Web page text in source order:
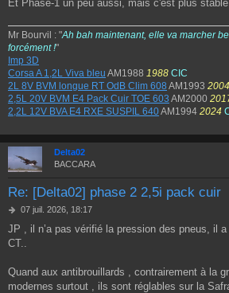
Et Phase-1 un peu aussi, mais c'est plus
Mr Bourvil : "Ah bah maintenant, elle va marcher
forcément !"
Imp 3D
Corsa A 1,2L Viva bleu AM1988 1988 CIC
2L 8V BVM longue RT OdB Clim 608 AM1993 2004
2,5L 20V BVM E4 Pack Cuir TOE 603 AM2000
2,2L 12V BVA E4 RXE SUSPIL 640AM1994 2024
Delta02
BACCARA
Re: [Delta02] phase 2 2,5i pack cuir
M
s
s
g
07 juil. 2026, 18:17
JP , il n’a pas vérifié la pression des pneus, il
CT..
Quand aux antibrouillards , contrairement à la
modernes surtout , ils sont réglables sur la